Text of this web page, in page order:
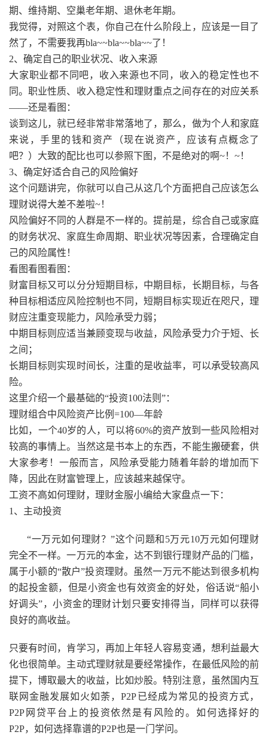
期、维持期、空巢老年期、退休老年期。
我觉得，对照这个表，你自己在什么阶段上，应该是一目了
然了，不需要我再bla~~bla~~bla~~了！
2、确定自己的职业状况、收入来源
大家职业都不同吧，收入来源也不同，收入的稳定性也不
同。职业性质、收入稳定性和理财重点之间存在的对应关系
——还是看图：
谈到这儿，就已经非常非常落地了，那么，做为个人和家庭
来说，手里的钱和资产（现在说资产，应该有点概念了
吧？）大致的配比也可以参照下图，不是绝对的啊~！~！
3、确定好适合自己的风险偏好
这个问题讲完，你就可以自己从这几个方面把自己应该怎么
理财说得大差不差啦~！
风险偏好不同的人群是不一样的。提前是，综合自己或家庭
的财务状况、家庭生命周期、职业状况等因素，合理确定自
己的风险属性！
看图看图看图：
财富目标又可以分分短期目标，中期目标，长期目标，与各
种目标相适应风险控制也不同，短期目标实现近在咫尺，理
财应注重变现能力，风险承受力弱；
中期目标则应适当兼顾变现与收益，风险承受力介于短、长
之间；
长期目标则实现时间长，注重的是收益率，可以承受较高风
险。
这里介绍一个最基础的“投资100法则”：
理财组合中风险资产比例=100—年龄
比如，一个40岁的人，可以将60%的资产放到一些风险相对
较高的事情上。当然这是书本上的东西，不能生搬硬套，供
大家参考！一般而言，风险承受能力随着年龄的增加而下
降，因此在财富管理上，应该越来越保守。
工资不高如何理财，理财金服小编给大家盘点一下：
1、主动投资
“一万元如何理财？”这个问题和5万元10万元如何理财
完全不一样。一万元的本金，达不到银行理财产品的门槛，
属于小额的“散户”投资理财。虽然一万元不能达到很多机构
的起投金额，但是小资金也有效资金的好处，俗话说“船小
好调头”，小资金的理财计划只要安排得当，同样可以获得
良好的高收益。
只要有时间，肯学习，再加上年轻人容易变通，想利益最大
化也很简单。主动式理财就是要经常操作，在最低风险的前
提下，博取最大的收益，比如炒股。特别注意，虽然国内互
联网金融发展如火如荼，P2P已经成为常见的投资方式，
P2P网贷平台上的投资依然是有风险的。如何选择好的
P2P，如何选择靠谱的P2P也是一门学问。